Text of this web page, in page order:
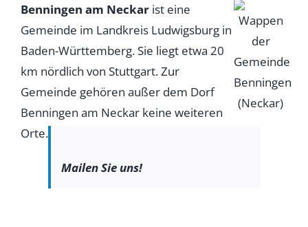
Benningen am Neckar ist eine
Gemeinde im Landkreis Ludwigsburg in
Baden-Württemberg. Sie liegt etwa 20
km nördlich von Stuttgart. Zur
Gemeinde gehören außer dem Dorf
Benningen am Neckar keine weiteren
Orte.
Mailen Sie uns!